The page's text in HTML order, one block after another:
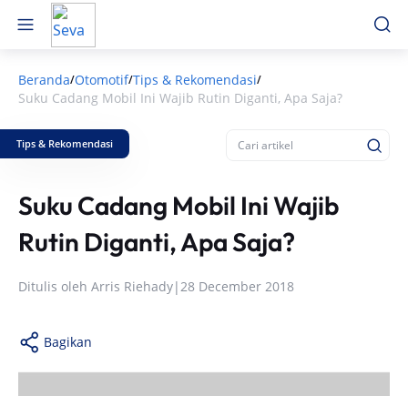
Beranda/Otomotif/Tips & Rekomendasi/
Suku Cadang Mobil Ini Wajib Rutin Diganti, Apa Saja?
Tips & Rekomendasi
Suku Cadang Mobil Ini Wajib
Rutin Diganti, Apa Saja?
Ditulis oleh Arris Riehady|28 December 2018
Bagikan